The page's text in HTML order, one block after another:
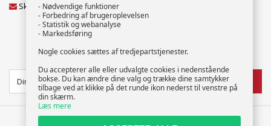
Skriv til vores kundeservice
NYHEDSBREV
TILMELD
- Nødvendige funktioner
- Forbedring af brugeroplevelsen
- Statistik og webanalyse
- Markedsføring
Nogle cookies sættes af tredjepartstjenester.
Du accepterer alle eller udvalgte cookies i nedenstående
bokse. Du kan ændre dine valg og trække dine samtykker
tilbage ved at klikke på det runde ikon nederst til venstre på
din skærm.
Læs mere